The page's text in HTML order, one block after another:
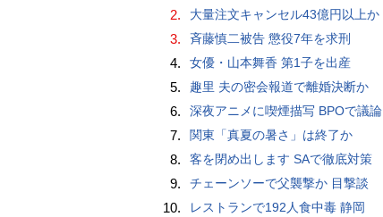
2. 大量注文キャンセル43億円以上か
3. 斉藤慎二被告 懲役7年を求刑
4. 女優・山本舞香 第1子を出産
5. 趣里 夫の密会報道で離婚決断か
6. 深夜アニメに喫煙描写 BPOで議論
7. 関東「真夏の暑さ」は終了か
8. 客を閉め出します SAで徹底対策
9. チェーンソーで父襲撃か 目撃談
10. レストランで192人食中毒 静岡